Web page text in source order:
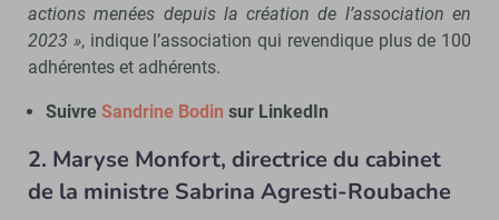
actions menées depuis la création de l’association en
2023 », indique l’association qui revendique plus de 100
adhérentes et adhérents.
Suivre Sandrine Bodin sur LinkedIn
2. Maryse Monfort, directrice du cabinet
de la ministre Sabrina Agresti-Roubache